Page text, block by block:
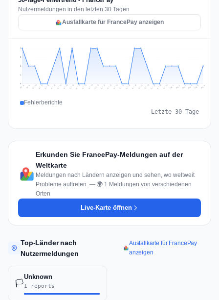
Nutzermeldungen in den letzten 30 Tagen
Ausfallkarte für FrancePay anzeigen
1
1
2
2
Jul 8 Jul 9 Jul 10 Jul 11 Jul 12 Jul 13 Jul 14 Jul 15 Jul 16 Jul 17 Jul 18 Jul 19 Jul 20 Jul 21 Jul 22 Jul 23 Jul 24 Jul 25 Jul 26 Jul 27 Jul 28 Jul 29 Jul 30 Jul 31 Aug 1 Aug 2 Aug 3 Aug 4 Aug 5 Aug 6
Fehlerberichte
Letzte 30 Tage
Erkunden Sie FrancePay-Meldungen auf der
Weltkarte
Meldungen nach Ländern anzeigen und sehen, wo weltweit
Probleme auftreten. — 🌍 1 Meldungen von verschiedenen
Orten
Live-Karte öffnen
Top-Länder nach
Nutzermeldungen
Ausfallkarte für FrancePay
anzeigen
🏳️
Unknown
1 reports